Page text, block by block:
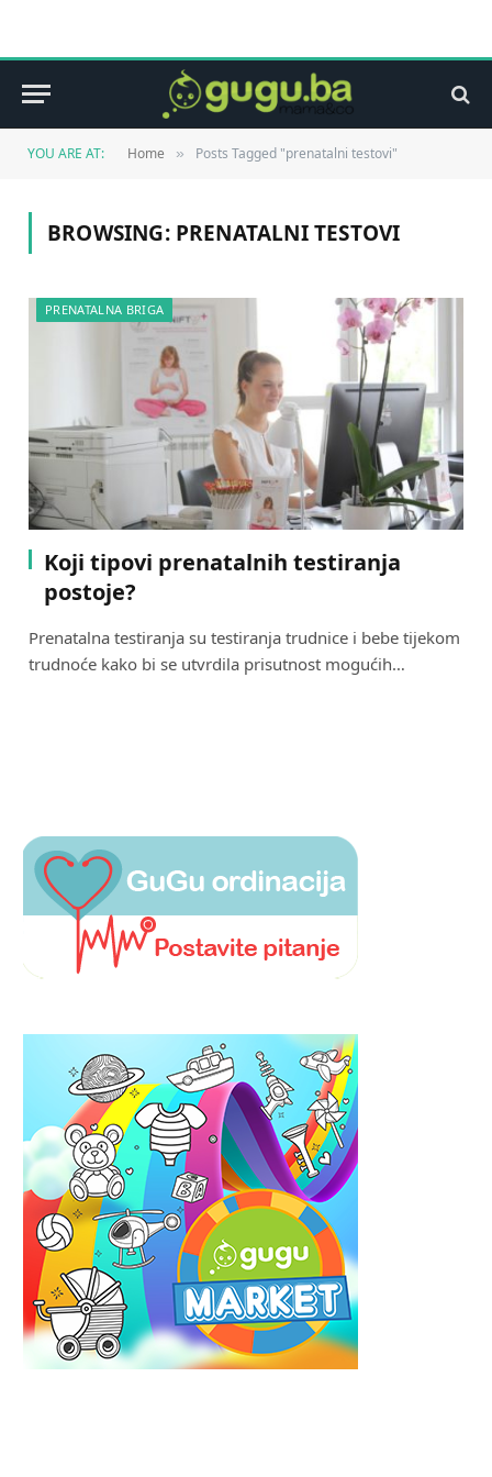
YOU ARE AT: Home » Posts Tagged "prenatalni testovi"
BROWSING: PRENATALNI TESTOVI
PRENATALNA BRIGA
Koji tipovi prenatalnih testiranja
postoje?
Prenatalna testiranja su testiranja trudnice i bebe tijekom
trudnoće kako bi se utvrdila prisutnost mogućih…